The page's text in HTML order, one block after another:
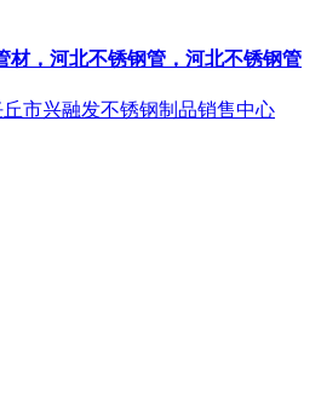
材，河北不锈钢管，河北不锈钢管
市兴融发不锈钢制品销售中心